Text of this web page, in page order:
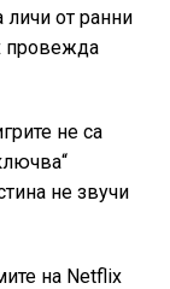
личи от ранни
провежда
не са
не звучи
на Netflix